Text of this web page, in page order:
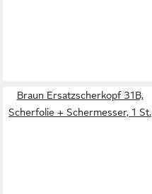
Braun Ersatzscherkopf 31B,
Scherfolie + Schermesser, 1 St.